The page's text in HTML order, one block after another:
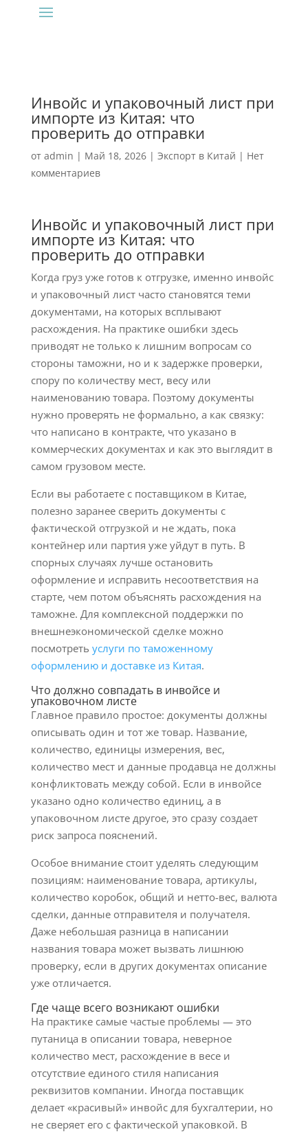
Инвойс и упаковочный лист при
импорте из Китая: что
проверить до отправки
от admin | Май 18, 2026| Экспорт в Китай | Нет
комментариев
Инвойс и упаковочный лист при
импорте из Китая: что
проверить до отправки
Когда груз уже готов к отгрузке, именно инвойс
и упаковочный лист часто становятся теми
документами, на которых всплывают
расхождения. На практике ошибки здесь
приводят не только к лишним вопросам со
стороны таможни, но и к задержке проверки,
спору по количеству мест, весу или
наименованию товара. Поэтому документы
нужно проверять не формально, а как связку:
что написано в контракте, что указано в
коммерческих документах и как это выглядит в
самом грузовом месте.
Если вы работаете с поставщиком в Китае,
полезно заранее сверить документы с
фактической отгрузкой и не ждать, пока
контейнер или партия уже уйдут в путь. В
спорных случаях лучше остановить
оформление и исправить несоответствия на
старте, чем потом объяснять расхождения на
таможне. Для комплексной поддержки по
внешнеэкономической сделке можно
посмотреть услуги по таможенному
оформлению и доставке из Китая.
Что должно совпадать в инвойсе и
упаковочном листе
Главное правило простое: документы должны
описывать один и тот же товар. Название,
количество, единицы измерения, вес,
количество мест и данные продавца не должны
конфликтовать между собой. Если в инвойсе
указано одно количество единиц, а в
упаковочном листе другое, это сразу создает
риск запроса пояснений.
Особое внимание стоит уделять следующим
позициям: наименование товара, артикулы,
количество коробок, общий и нетто-вес, валюта
сделки, данные отправителя и получателя.
Даже небольшая разница в написании
названия товара может вызвать лишнюю
проверку, если в других документах описание
уже отличается.
Где чаще всего возникают ошибки
На практике самые частые проблемы — это
путаница в описании товара, неверное
количество мест, расхождение в весе и
отсутствие единого стиля написания
реквизитов компании. Иногда поставщик
делает «красивый» инвойс для бухгалтерии, но
не сверяет его с фактической упаковкой. В